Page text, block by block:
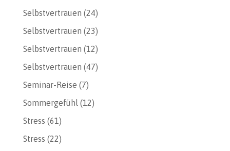
Selbstvertrauen (24)
Selbstvertrauen (23)
Selbstvertrauen (12)
Selbstvertrauen (47)
Seminar-Reise (7)
Sommergefühl (12)
Stress (61)
Stress (22)